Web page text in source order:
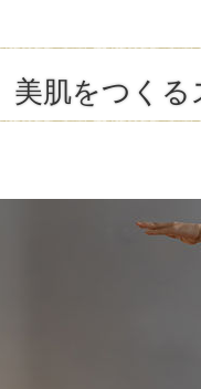
美肌をつく